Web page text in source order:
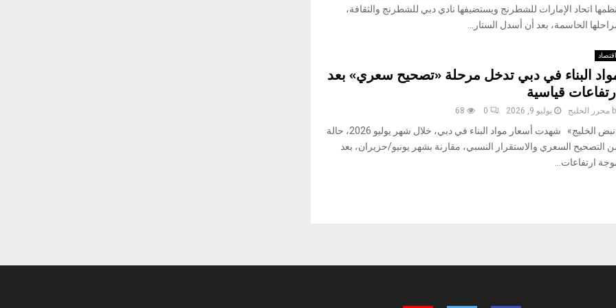
اتحاد الإمارات للشطرنج ويستضيفها نادي دبي للشطرنج والثقافة،
الحاسمة، بعد أن أسدل الستار...
اقتصاد
البناء في دبي تدخل مرحلة «تصحيح سعري» بعد
قياسية
محرر الخليج يوليو 9, 2026 0
68
«نبض الخليج» شهدت أسعار مواد البناء في دبي، خلال شهر يوليو 2026، حالة
التصحيح السعري والاستقرار النسبي، مقارنة بشهر يونيو/حزيران، بعد
ارتفاعات...